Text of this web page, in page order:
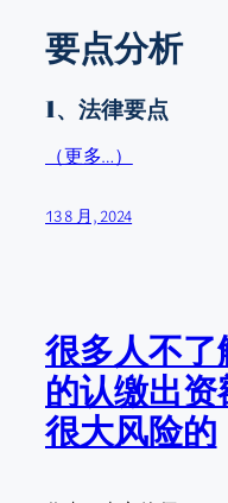
要点分析
1、法律要点
（更多…）
13 8 月, 2024
很多人不
的认缴出
很大风险的